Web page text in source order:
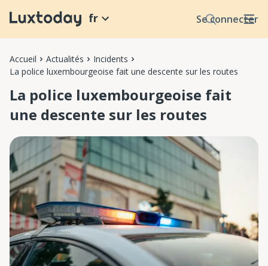
Se connecter
fr
Accueil Actualités
Incidents
La police luxembourgeoise fait une descente sur les routes
La police luxembourgeoise fait
une descente sur les routes